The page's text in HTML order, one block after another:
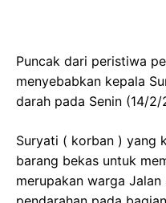
Puncak dari peristiwa
menyebabkan kepala
darah pada Senin (14/
Suryati ( korban ) yang
barang bekas untuk
merupakan warga